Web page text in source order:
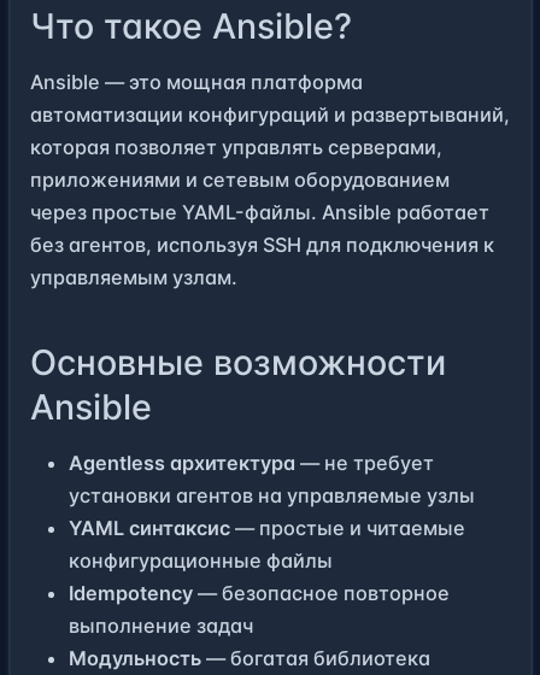
Что такое Ansible?
Ansible — это мощная платформа
автоматизации конфигураций и развертываний,
которая позволяет управлять серверами,
приложениями и сетевым оборудованием
через простые YAML-файлы. Ansible работает
без агентов, используя SSH для подключения к
управляемым узлам.
Основные возможности
Ansible
Agentless архитектура — не требует
установки агентов на управляемые узлы
YAML синтаксис — простые и читаемые
конфигурационные файлы
Idempotency — безопасное повторное
выполнение задач
Модульность — богатая библиотека